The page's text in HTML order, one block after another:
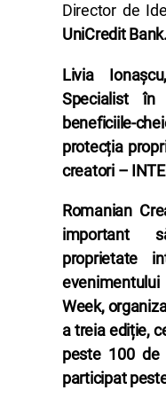
Director de
UniCredit Bank.
Livia
Specialist în
beneficiile-
protecția
creatori –
Romanian
important
proprietate
Week,
a treia ediție,
peste 100 de
participat